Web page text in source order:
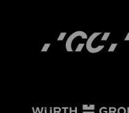
DIESE
Gefällt Ihnen
Freunde oder
Ammann Stiftung